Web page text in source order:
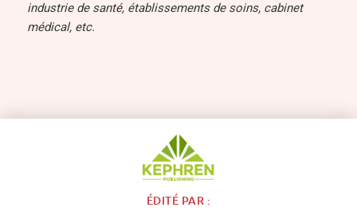
industrie de santé, établissements de soins, cabinet
médical, etc.
ÉDITÉ PAR :